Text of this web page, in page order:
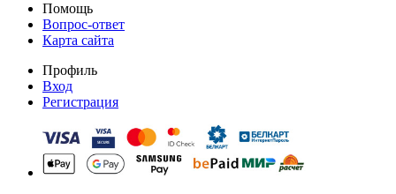
Помощь
Вопрос-ответ
Карта сайта
Профиль
Вход
Регистрация